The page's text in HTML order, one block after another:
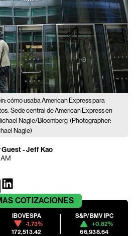
cómo usaba American Express para
Sede central de American Express en
Nagle/Bloomberg (Photographer:
Nagle)
- Jeff Kao
COTIZACIONES
IBOVESPA
-1.73%
172,513.42
S&P/BMV IPC
+0.82%
66,938.64